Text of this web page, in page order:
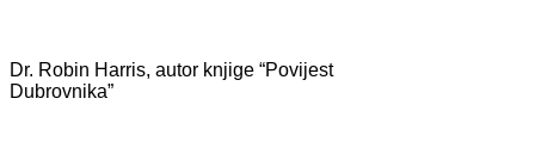
Dr. Robin Harris, autor knjige “Povijest
Dubrovnika”